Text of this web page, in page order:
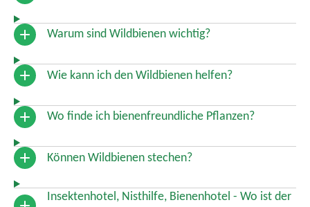
Warum sind Wildbienen wichtig?
Wie kann ich den Wildbienen helfen?
Wo finde ich bienenfreundliche Pflanzen?
Können Wildbienen stechen?
Insektenhotel, Nisthilfe, Bienenhotel - Wo ist der